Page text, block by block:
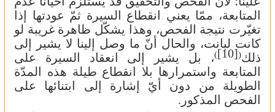
المتابعة، ممّا يعني انقطاع السيرة ثمّ عودتها إذا
تغيّرت نتيجة الفحص، وهذا يشكّل ظاهرة غريبة لو
كانت لبانت، والحال أنّ ما وصل إلينا لا يشير إلى
ذلك(
[10]
)، بل يشير إلى انعقاد السيرة على
المتابعة واستمرارها بلا انقطاع طيلة هذه المدّة
الطويلة من دون أيّ إشارة إلى ابتنائها على
الفحص المذكور.